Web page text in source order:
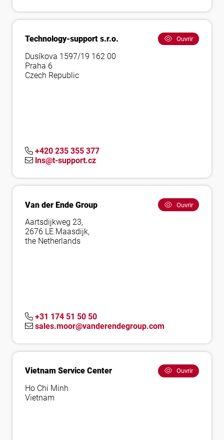
Technology-support s.r.o. Ouvrir
Dusíkova 1597/19 162 00
Praha 6
Czech Republic
+420 235 355 377
lns@t-support.cz
Van der Ende Group Ouvrir
Aartsdijkweg 23,
2676 LE Maasdijk,
the Netherlands
+31 174 51 50 50
sales.moor@vanderendegroup.com
Vietnam Service Center Ouvrir
Ho Chi Minh
Vietnam